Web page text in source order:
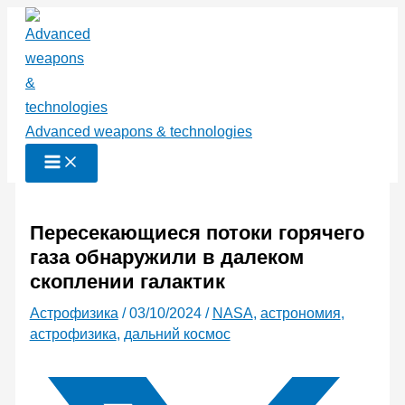
Перейти
содержимому
Advanced weapons & technologies
Пересекающиеся потоки горячего
газа обнаружили в далеком
скоплении галактик
Астрофизика /03/10/2024 / NASA, астрономия,
астрофизика, дальний космос